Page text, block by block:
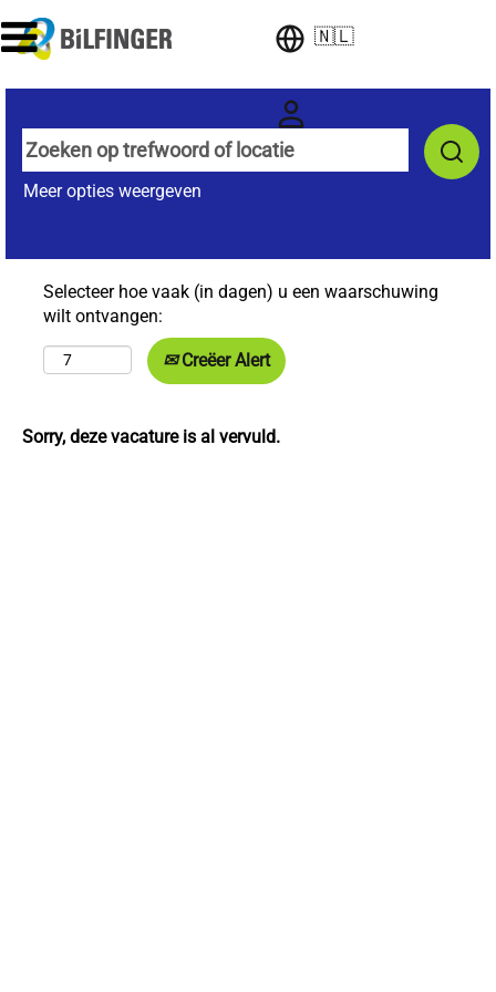
🇳🇱
Meer opties weergeven
Selecteer hoe vaak (in dagen) u een waarschuwing
wilt ontvangen:
Creëer Alert
Sorry, deze vacature is al vervuld.